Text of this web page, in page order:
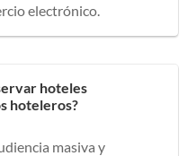
electrónico.
hoteles
hoteleros?
masiva y